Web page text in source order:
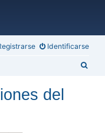
Identificarse
del